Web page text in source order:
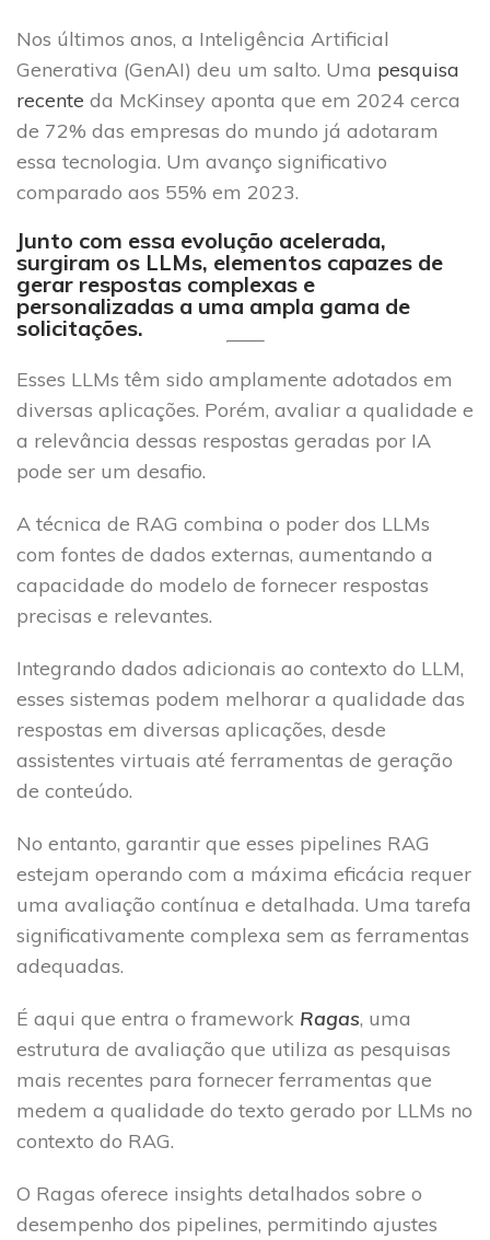
Nos últimos anos, a Inteligência Artificial
Generativa (GenAI) deu um salto. Uma pesquisa
recente da McKinsey aponta que em 2024 cerca
de 72% das empresas do mundo já adotaram
essa tecnologia. Um avanço significativo
comparado aos 55% em 2023.
Junto com essa evolução acelerada,
surgiram os LLMs, elementos capazes de
gerar respostas complexas e
personalizadas a uma ampla gama de
solicitações.
Esses LLMs têm sido amplamente adotados em
diversas aplicações. Porém, avaliar a qualidade e
a relevância dessas respostas geradas por IA
pode ser um desafio.
A técnica de RAG combina o poder dos LLMs
com fontes de dados externas, aumentando a
capacidade do modelo de fornecer respostas
precisas e relevantes.
Integrando dados adicionais ao contexto do LLM,
esses sistemas podem melhorar a qualidade das
respostas em diversas aplicações, desde
assistentes virtuais até ferramentas de geração
de conteúdo.
No entanto, garantir que esses pipelines RAG
estejam operando com a máxima eficácia requer
uma avaliação contínua e detalhada. Uma tarefa
significativamente complexa sem as ferramentas
adequadas.
É aqui que entra o framework Ragas, uma
estrutura de avaliação que utiliza as pesquisas
mais recentes para fornecer ferramentas que
medem a qualidade do texto gerado por LLMs no
contexto do RAG.
O Ragas oferece insights detalhados sobre o
desempenho dos pipelines, permitindo ajustes